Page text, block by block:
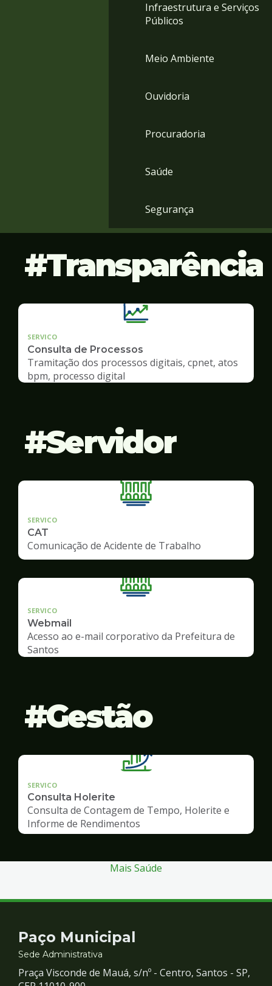
Infraestrutura e Serviços
Públicos
Meio Ambiente
Ouvidoria
Procuradoria
Saúde
Segurança
Transparência
SERVICO
Consulta de Processos
Tramitação dos processos digitais, cpnet, atos
bpm, processo digital
Servidor
SERVICO
CAT
Comunicação de Acidente de Trabalho
SERVICO
Webmail
Acesso ao e-mail corporativo da Prefeitura de
Santos
Gestão
SERVICO
Consulta Holerite
Consulta de Contagem de Tempo, Holerite e
Informe de Rendimentos
Mais Saúde
Contato
e
Paço Municipal
Sede Administrativa
Praça Visconde de Mauá, s/nº - Centro, Santos - SP,